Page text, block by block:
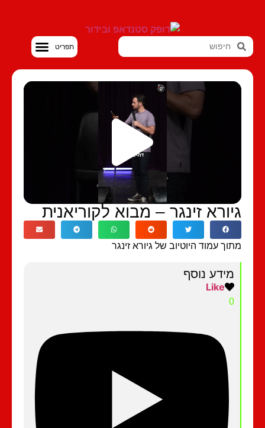
זינגר – מבוא לקוריאנית
עמוד היוטיוב של גיורא זינגר
מידע נוסף